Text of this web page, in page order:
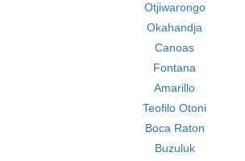
Otjiwarongo
Okahandja
Canoas
Fontana
Amarillo
Teofilo Otoni
Boca Raton
Buzuluk